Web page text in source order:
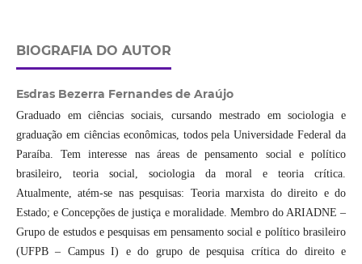
BIOGRAFIA DO AUTOR
Esdras Bezerra Fernandes de Araújo
Graduado em ciências sociais, cursando mestrado em sociologia e
graduação em ciências econômicas, todos pela Universidade Federal da
Paraíba. Tem interesse nas áreas de pensamento social e político
brasileiro, teoria social, sociologia da moral e teoria crítica.
Atualmente, atém-se nas pesquisas: Teoria marxista do direito e do
Estado; e Concepções de justiça e moralidade. Membro do ARIADNE –
Grupo de estudos e pesquisas em pensamento social e político brasileiro
(UFPB – Campus I) e do grupo de pesquisa crítica do direito e